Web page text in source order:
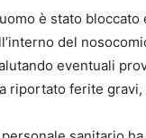
è stato
del
eventuali
riportato ferite